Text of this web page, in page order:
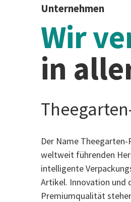
Unternehmen
Wir
in
Der Name
weltweit führenden
intelligente
Artikel. Innovation und
Premiumqualität